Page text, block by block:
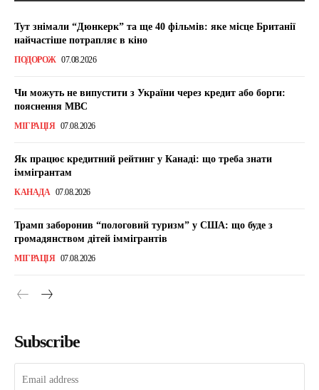
Тут знімали “Дюнкерк” та ще 40 фільмів: яке місце Британії
найчастіше потрапляє в кіно
ПОДОРОЖ 07.08.2026
Чи можуть не випустити з України через кредит або борги:
пояснення МВС
МІГРАЦІЯ 07.08.2026
Як працює кредитний рейтинг у Канаді: що треба знати
іммігрантам
КАНАДА 07.08.2026
Трамп заборонив “пологовий туризм” у США: що буде з
громадянством дітей іммігрантів
МІГРАЦІЯ 07.08.2026
Subscribe